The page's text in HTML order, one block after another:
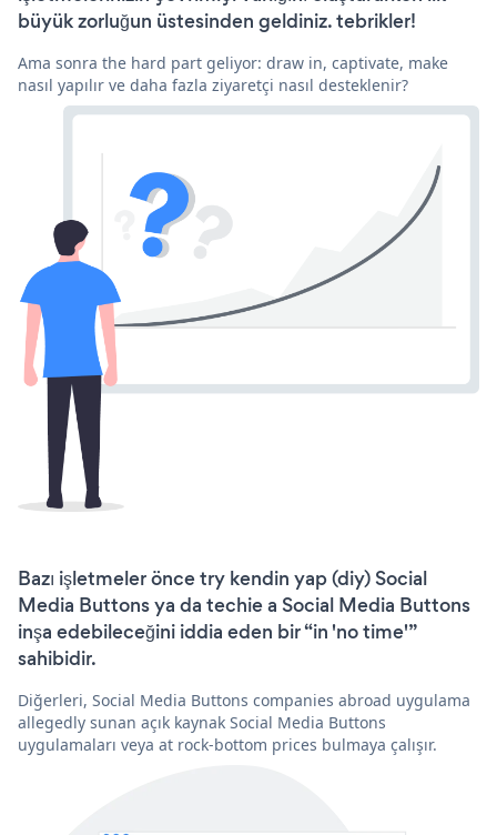
büyük zorluğun üstesinden geldiniz. tebrikler!
Ama sonra the hard part geliyor: draw in, captivate, make
nasıl yapılır ve daha fazla ziyaretçi nasıl desteklenir?
Bazı işletmeler önce try kendin yap (diy) Social
Media Buttons ya da techie a Social Media Buttons
inşa edebileceğini iddia eden bir “in 'no time'”
sahibidir.
Diğerleri, Social Media Buttons companies abroad uygulama
allegedly sunan açık kaynak Social Media Buttons
uygulamaları veya at rock-bottom prices bulmaya çalışır.